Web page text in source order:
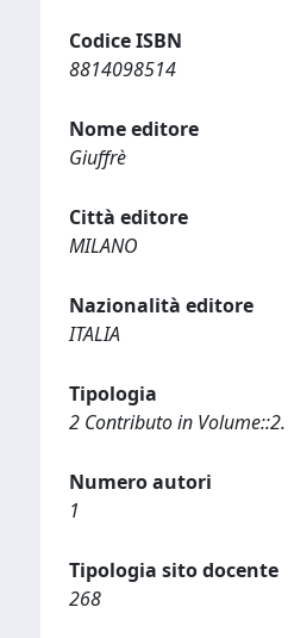
Codice ISBN
8814098514
Nome editore
Giuffrè
Città editore
MILANO
Nazionalità editore
ITALIA
Tipologia
2 Contributo in
Numero autori
1
Tipologia sito docente
268